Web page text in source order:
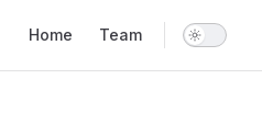
Home Team